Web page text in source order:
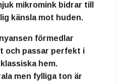
mikromink bidrar till
känsla mot huden.
förmedlar
och passar perfekt i
hem.
men fylliga ton är